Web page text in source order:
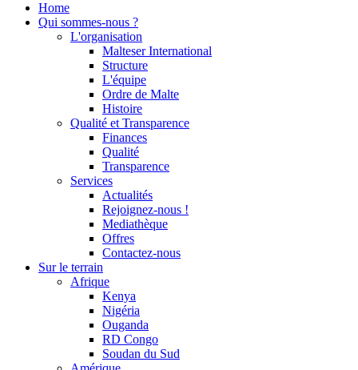
Home
Qui sommes-nous ?
L'organisation
Malteser International
Structure
L'équipe
Ordre de Malte
Histoire
Qualité et Transparence
Finances
Qualité
Transparence
Services
Actualités
Rejoignez-nous !
Mediathèque
Offres
Contactez-nous
Sur le terrain
Afrique
Kenya
Nigéria
Ouganda
RD Congo
Soudan du Sud